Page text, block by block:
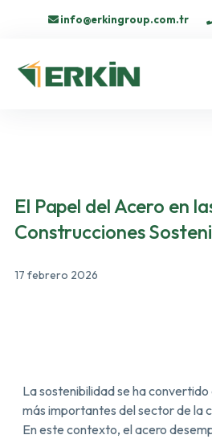
info@erkingroup.com.tr
El Papel del Acero en
Construcciones
17 febrero 2026
La sostenibilidad se ha
más importantes del sector de la
En este contexto, el acero